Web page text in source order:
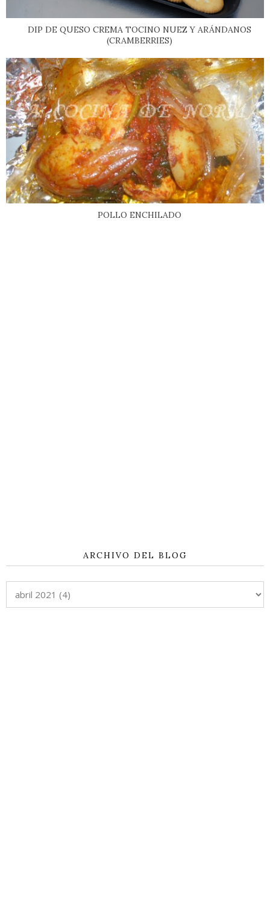
DIP DE QUESO CREMA TOCINO NUEZ Y ARÁNDANOS
(CRAMBERRIES)
POLLO ENCHILADO
ARCHIVO DEL BLOG